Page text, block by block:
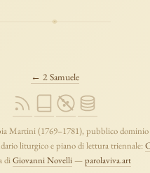
← 2 Samuele
Martini (1769–1781), pubblico dominio
liturgico e piano di lettura triennale:
diGiovanni Novelli—parolaviva.art